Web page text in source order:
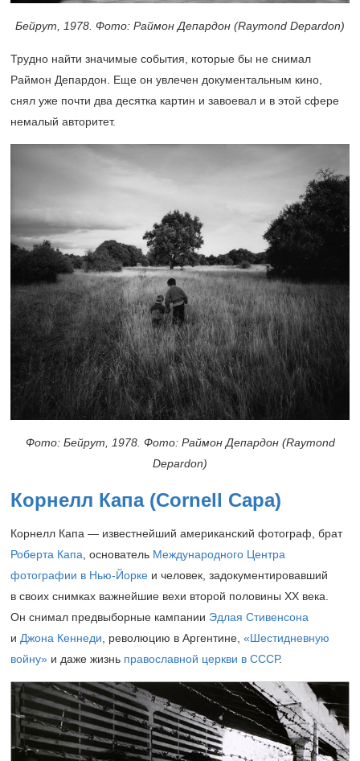
Бейрут, 1978. Фото: Раймон Депардон (Raymond Depardon)
Трудно найти значимые события, которые бы не снимал
Раймон Депардон. Еще он увлечен документальным кино,
снял уже почти два десятка картин и завоевал и в этой сфере
немалый авторитет.
Фото: Бейрут, 1978. Фото: Раймон Депардон (Raymond
Depardon)
Корнелл Капа (Cornell Capa)
Корнелл Капа — известнейший американский фотограф, брат
Роберта Капа, основатель Международного Центра
фотографии в Нью-Йорке и человек, задокументировавший
в своих снимках важнейшие вехи второй половины XX века.
Он снимал предвыборные кампании Эдлая Стивенсона
и Джона Кеннеди, революцию в Аргентине, «Шестидневную
войну» и даже жизнь православной церкви в СССР.